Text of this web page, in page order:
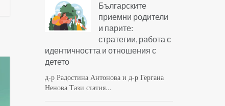
Българските
приемни родители
и парите:
стратегии, работа с
идентичността и отношения с
детето
д-р Радостина Антонова и д-р Гергана
Ненова Тази статия...